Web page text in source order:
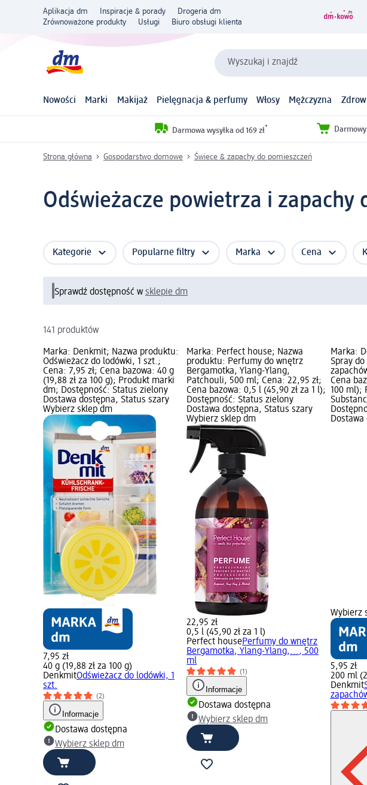
Aplikacja dm Inspiracje & porady
Drogeria dm
Zrównoważone produkty
Usługi Biuro obsługi klienta
Wyszukaj i znajdź
Nowości Marki Makijaż Pielęgnacja & perfumy Włosy Mężczyzna
Darmowa wysyłka od 169 zł*
Strona główna Gospodarstwo domowe Świece & zapachy do pomieszczeń
Odświeżacze powietrza i zapachy
Kategorie Popularne filtry Marka Cena
Sprawdź dostępność w sklepie dm
141 produktów
Marka: Denkmit; Nazwa produktu:
Odświeżacz do lodówki, 1 szt.;
Cena: 7,95 zł; Cena bazowa: 40 g
(19,88 zł za 100 g); Produkt marki
dm; Dostępność: Status zielony
Dostawa dostępna, Status szary
Wybierz sklep dm
7,95 zł
40 g (19,88 zł za 100 g)
DenkmitOdświeżacz do lodówki, 1
szt.
(2)
Informacje
Dostawa dostępna
Wybierz sklep dm
Marka: Perfect house; Nazwa
produktu: Perfumy do wnętrz
Bergamotka, Ylang-Ylang,
Patchouli, 500 ml; Cena: 22,95 zł;
Cena bazowa: 0,5 l (45,90 zł za 1 l);
Dostępność: Status zielony
Dostawa dostępna, Status szary
Wybierz sklep dm
22,95 zł
0,5 l (45,90 zł za 1 l)
Perfect housePerfumy do wnętrz
Bergamotka, Ylang-Ylang,..., 500
ml
(1)
Informacje
Dostawa dostępna
Wybierz sklep dm
Marka:
Spray
Cena
100 ml);
Wybierz
5,95 zł
200 ml
Denkmit